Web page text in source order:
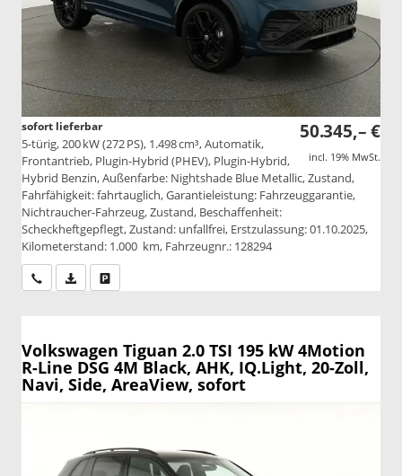
50.345,– €
incl. 19% MwSt.
sofort lieferbar
5-türig, 200 kW (272 PS), 1.498 cm³, Automatik,
Frontantrieb, Plugin-Hybrid (PHEV), Plugin-Hybrid,
Hybrid Benzin, Außenfarbe: Nightshade Blue Metallic, Zustand,
Fahrfähigkeit: fahrtauglich, Garantieleistung: Fahrzeuggarantie,
Nichtraucher-Fahrzeug, Zustand, Beschaffenheit:
Scheckheftgepflegt, Zustand: unfallfrei, Erstzulassung: 01.10.2025,
Kilometerstand: 1.000 km, Fahrzeugnr.: 128294
Wir rufen Sie anPDF-Datei, Fahrzeugexposé drucken
Volkswagen Tiguan 2.0 TSI 195 kW 4Motion
R-Line DSG 4M Black, AHK, IQ.Light, 20-Zoll,
Navi, Side, AreaView, sofort